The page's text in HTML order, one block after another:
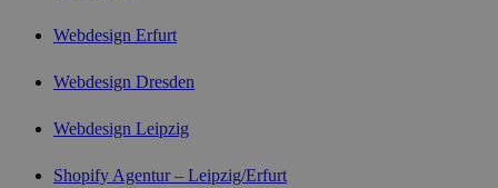
Webdesign Erfurt
Webdesign Dresden
Webdesign Leipzig
Shopify Agentur – Leipzig/Erfurt